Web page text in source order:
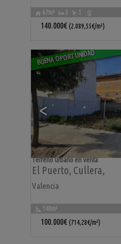
67m² 3 1
140.000€ (2.089,55€/m²)
BUENA OPORTUNIDAD
<
El Puerto, Cullera,
Valencia
Terreno urbano en venta
140m²
100.000€ (714,28€/m²)